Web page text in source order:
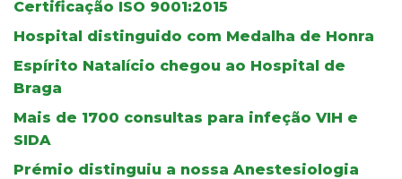
Certificação ISO 9001:2015
Hospital distinguido com Medalha de Honra
Espírito Natalício chegou ao Hospital de
Braga
Mais de 1700 consultas para infeção VIH e
SIDA
Prémio distinguiu a nossa Anestesiologia